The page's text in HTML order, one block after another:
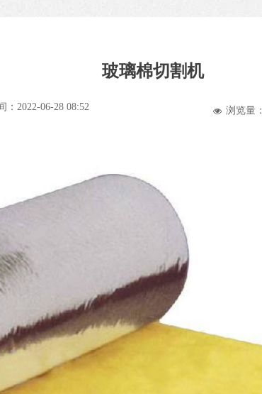
玻璃棉切割机
： 2022-06-28 08:52 넶 浏览量：